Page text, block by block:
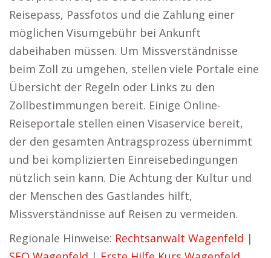
Reisepass, Passfotos und die Zahlung einer
möglichen Visumgebühr bei Ankunft
dabeihaben müssen. Um Missverständnisse
beim Zoll zu umgehen, stellen viele Portale eine
Übersicht der Regeln oder Links zu den
Zollbestimmungen bereit. Einige Online-
Reiseportale stellen einen Visaservice bereit,
der den gesamten Antragsprozess übernimmt
und bei komplizierten Einreisebedingungen
nützlich sein kann. Die Achtung der Kultur und
der Menschen des Gastlandes hilft,
Missverständnisse auf Reisen zu vermeiden.
Regionale Hinweise: Rechtsanwalt Wagenfeld |